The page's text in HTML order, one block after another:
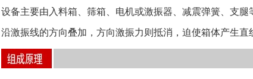
设备主要由入料箱、筛箱、电机或激振器、减震弹簧、支
沿激振线的方向叠加，方向激振力则抵消，迫使箱体产生直